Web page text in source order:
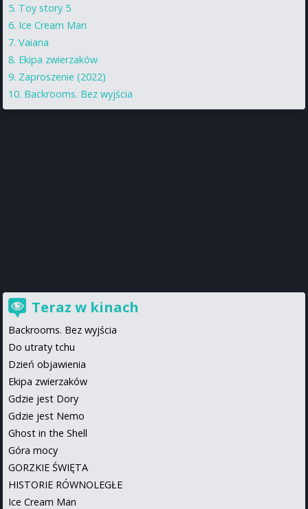
Toy story 5
Ice Cream Man
Vaiana
Ekipa zwierzaków
Zaproszenie (2022)
Backrooms. Bez wyjścia
Teraz w kinach
Backrooms. Bez wyjścia
Do utraty tchu
Dzień objawienia
Ekipa zwierzaków
Gdzie jest Dory
Gdzie jest Nemo
Ghost in the Shell
Góra mocy
GORZKIE ŚWIĘTA
HISTORIE RÓWNOLEGŁE
Ice Cream Man